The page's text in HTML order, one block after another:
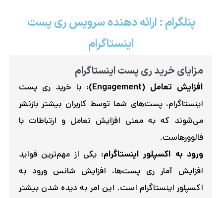
پنلگرام : ارائه دهنده سرویس ری پست
اینستاگرام
مزایای خرید ری پست اینستاگرام
افزایش تعامل (Engagement):
با خرید ری پست
اینستاگرام، پست‌های شما توسط کاربران بیشتر بازنشر
می‌شوند که به معنی افزایش تعامل و ارتباطات با
فالوورهاست.
ورود به اکسپلور اینستاگرام: یکی از مهم‌ترین فواید
افزایش آمار ری پست‌ها، افزایش شانس ورود به
اکسپلور اینستاگرام است. این امر به دیده شدن بیشتر